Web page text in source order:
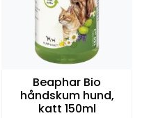
Beaphar Bio
håndskum hund,
katt 150ml